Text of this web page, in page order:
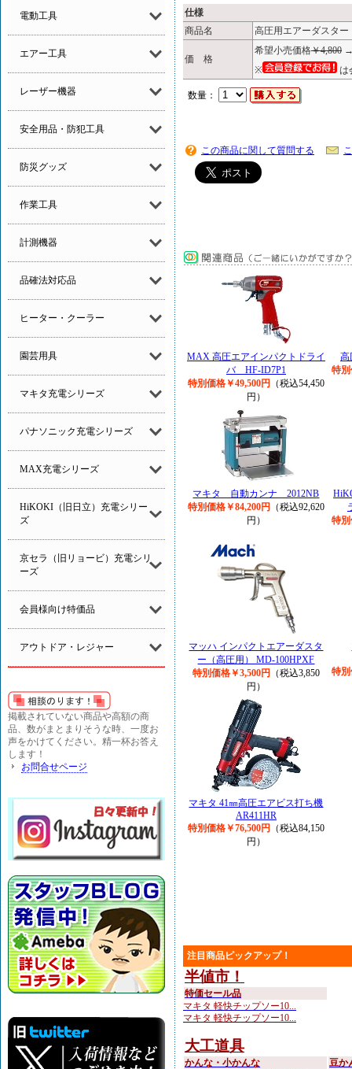
電動工具
エアー工具
レーザー機器
安全用品・防犯工具
防災グッズ
作業工具
計測機器
品確法対応品
ヒーター・クーラー
園芸用具
マキタ充電シリーズ
パナソニック充電シリーズ
MAX充電シリーズ
HiKOKI（旧日立）充電シリー
ズ
京セラ（旧リョービ）充電シリ
ーズ
会員様向け特価品
アウトドア・レジャー
掲載されていない商品や高額の商
品、数がまとまりそうな時、一度お
声をかけてください。精一杯お答え
します！
お問合せページ
仕様
商品名
高圧用エアーダスタ
価 格
希望小売価格￥4,800
※
は
数量：
この商品に関して質問する
MAX 高圧エアインパクトドライ
バ HF-ID7P1
特別価格￥49,500円
（税込54,450
円）
高
特別
マキタ 自動カンナ 2012NB
特別価格￥84,200円
（税込92,620
円）
特別
マッハ インパクトエアーダスタ
ー（高圧用） MD-100HPXF
特別価格￥3,500円
（税込3,850
円）
特別
マキタ 41㎜高圧エアビス打ち機
AR411HR
特別価格￥76,500円
（税込84,150
円）
注目商品ピックアップ！
半値市！
特価セール品
マキタ 軽快チップソー10...
マキタ 軽快チップソー10...
大工道具
かんな・小かんな
豆か